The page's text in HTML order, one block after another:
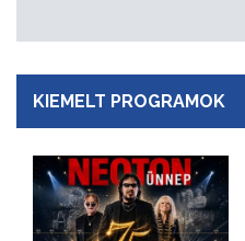
KIEMELT PROGRAMOK